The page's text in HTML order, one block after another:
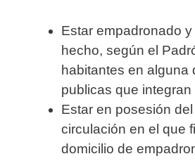
Estar empadronado
hecho, según el
habitantes en alguna
publicas que
Estar en posesión
circulación en el que
domicilio de